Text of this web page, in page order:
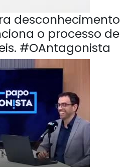
desconhecimento
o processo de
#OAntagonista